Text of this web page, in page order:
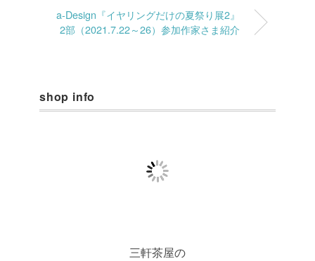
a-Design『イヤリングだけの夏祭り展2』
2部（2021.7.22～26）参加作家さま紹介
shop info
三軒茶屋の